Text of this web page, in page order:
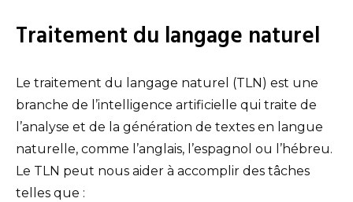
Traitement du langage naturel
Le traitement du langage naturel (TLN) est une
branche de l’intelligence artificielle qui traite de
l’analyse et de la génération de textes en langue
naturelle, comme l’anglais, l’espagnol ou l’hébreu.
Le TLN peut nous aider à accomplir des tâches
telles que :